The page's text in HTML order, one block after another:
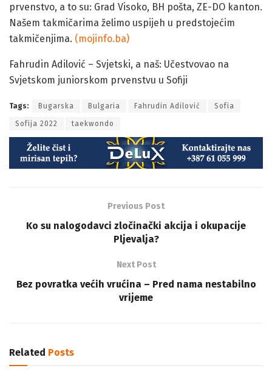
prvenstvo, a to su: Grad Visoko, BH pošta, ZE-DO kanton.
Našem takmičarima želimo uspijeh u predstojećim
takmičenjima. (mojinfo.ba)
Fahrudin Adilović – Svjetski, a naš: Učestvovao na
Svjetskom juniorskom prvenstvu u Sofiji
Tags: Bugarska Bulgaria Fahrudin Adilović Sofia
Sofija 2022 taekwondo
Previous Post
Ko su nalogodavci zločinački akcija i okupacije
Pljevalja?
Next Post
Bez povratka većih vrućina – Pred nama nestabilno
vrijeme
Related Posts